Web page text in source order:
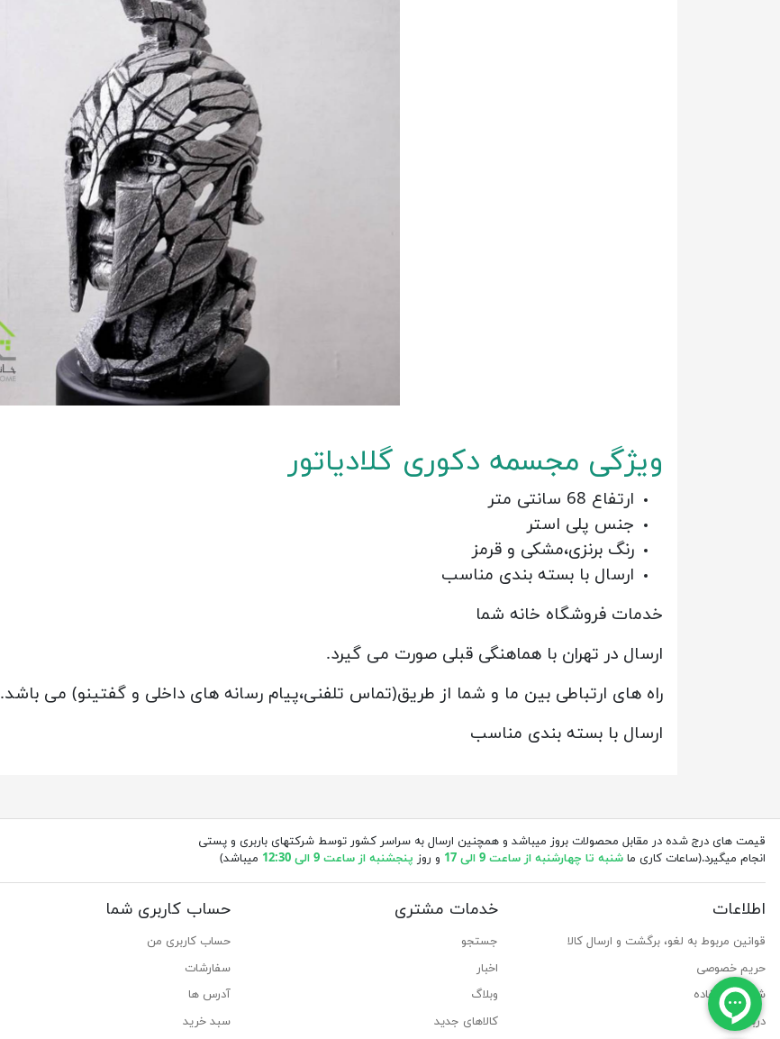
ویژگی مجسمه دکوری گلادیاتور
ارتفاع 68 سانتی متر
جنس پلی استر
رنگ برنزی،مشکی و قرمز
ارسال با بسته بندی مناسب
خدمات فروشگاه خانه شما
ارسال در تهران با هماهنگی قبلی صورت می گیرد.
راه های ارتباطی بین ما و شما از طریق(تماس تلفنی،پیام رسانه های داخلی و گفتینو) می باشد.
ارسال با بسته بندی مناسب
قیمت های درج شده در مقابل محصولات بروز میباشد و همچنین ارسال به سراسر کشور توسط شرکتهای باربری و پستی
انجام میگیرد.(ساعات کاری ما شنبه تا چهارشنبه از ساعت 9 الی 17 و روز پنجشنبه از ساعت 9 الی 12:30 میباشد)
اطلاعات
قوانین مربوط به لغو، برگشت و ارسال کالا
حریم خصوصی
شرایط استفاده
درباره ما
خدمات مشتری
جستجو
اخبار
وبلاگ
کالاهای جدید
حساب کاربری شما
حساب کاربری من
سفارشات
آدرس ها
سبد خرید